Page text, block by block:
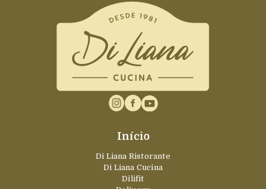
Início
Di Liana Ristorante
Di Liana Cucina
Dilifit